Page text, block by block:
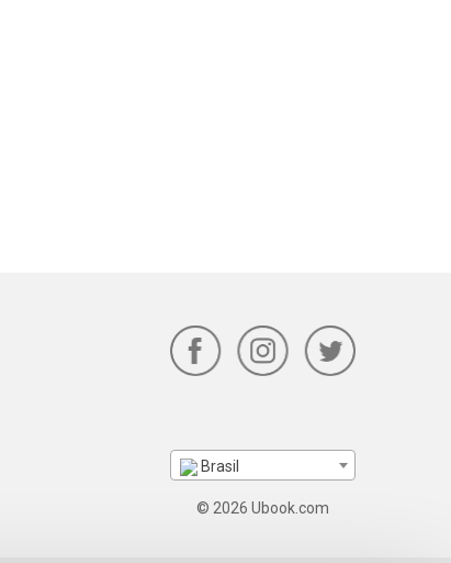
Brasil
© 2026 Ubook.com